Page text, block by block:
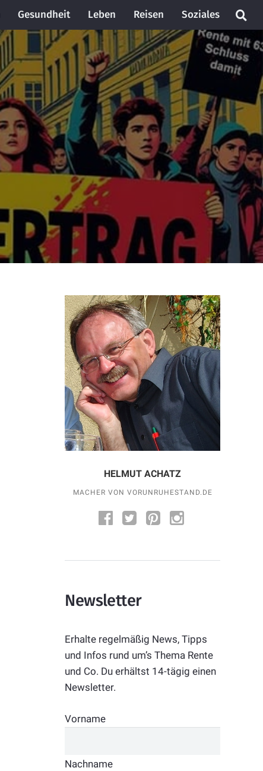
Gesundheit Leben Reisen Soziales
HELMUT ACHATZ
MACHER VON VORUNRUHESTAND.DE
Newsletter
Erhalte regelmäßig News, Tipps
und Infos rund um’s Thema Rente
und Co. Du erhältst 14-tägig einen
Newsletter.
Vorname
Nachname